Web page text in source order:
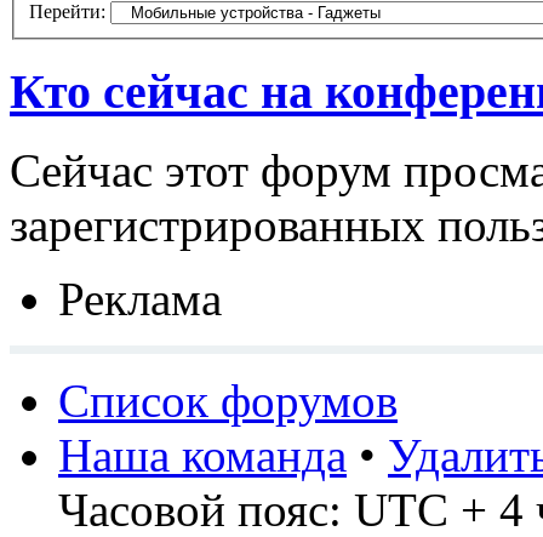
Перейти:
Кто сейчас на
Сейчас этот форум
зарегистрированных
Реклама
Список форумов
Наша команда •
Часовой пояс: UTC + 4